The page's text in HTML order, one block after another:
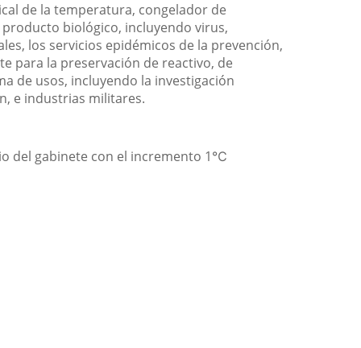
de la temperatura, congelador de
biológico, incluyendo virus,
los servicios epidémicos de la prevención,
para la preservación de reactivo, de
de usos, incluyendo la investigación
e industrias militares.
del gabinete con el incremento 1℃